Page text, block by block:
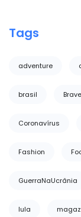
Tags
adventure
brasil Brave
Coronavírus
Fashion
GuerraNaUcrânia
lula